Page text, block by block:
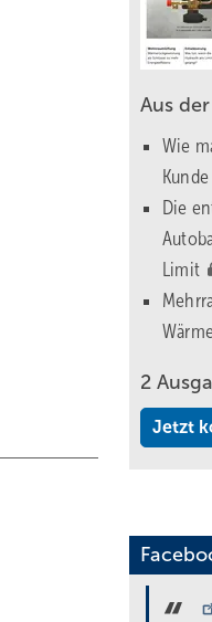
Aus
Wie
Die
Limit
2
Jetzt